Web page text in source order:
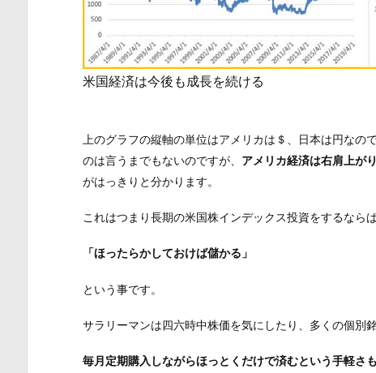
米国経済は今後も成長を続ける
上のグラフの縦軸の単位はアメリカは＄、日本は円な
のは言うまでもないのですが、 アメリカ経済は右肩上が
がはっきりと分かります。
これはつまり長期の米国株インデックス投資をするなら
「ほったらかしておけば儲かる」
という事です。
サラリーマンは四六時中株価を気にしたり、多くの個別
毎月定期購入しながらほっとくだけで済むという手軽さ